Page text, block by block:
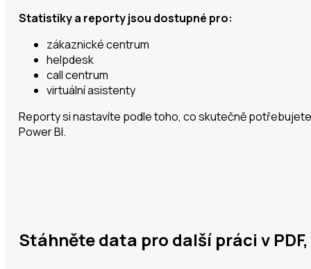
Statistiky a reporty jsou dostupné pro:
zákaznické centrum
helpdesk
call centrum
virtuální asistenty
Reporty si nastavíte podle toho, co skutečně potřebujete
Power BI.
Stáhněte data pro další práci v PDF,